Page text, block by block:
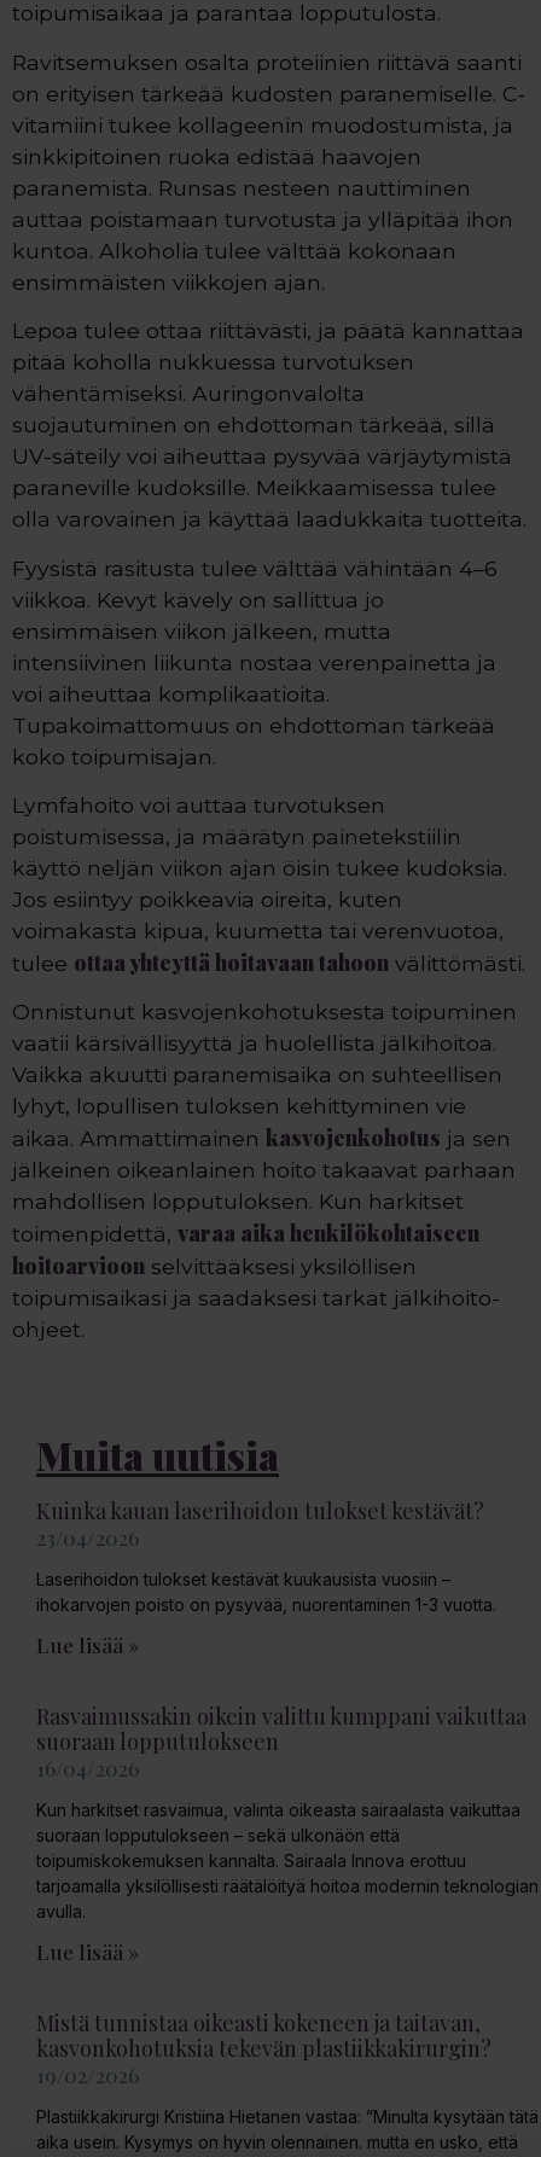
toipumisaikaa ja parantaa lopputulosta.
Ravitsemuksen osalta proteiinien riittävä saanti
on erityisen tärkeää kudosten paranemiselle. C-
vitamiini tukee kollageenin muodostumista, ja
sinkkipitoinen ruoka edistää haavojen
paranemista. Runsas nesteen nauttiminen
auttaa poistamaan turvotusta ja ylläpitää ihon
kuntoa. Alkoholia tulee välttää kokonaan
ensimmäisten viikkojen ajan.
Lepoa tulee ottaa riittävästi, ja päätä kannattaa
pitää koholla nukkuessa turvotuksen
vähentämiseksi. Auringonvalolta
suojautuminen on ehdottoman tärkeää, sillä
UV-säteily voi aiheuttaa pysyvää värjäytymistä
paraneville kudoksille. Meikkaamisessa tulee
olla varovainen ja käyttää laadukkaita tuotteita.
Fyysistä rasitusta tulee välttää vähintään 4–6
viikkoa. Kevyt kävely on sallittua jo
ensimmäisen viikon jälkeen, mutta
intensiivinen liikunta nostaa verenpainetta ja
voi aiheuttaa komplikaatioita.
Tupakoimattomuus on ehdottoman tärkeää
koko toipumisajan.
Lymfahoito voi auttaa turvotuksen
poistumisessa, ja määrätyn painetekstiilin
käyttö neljän viikon ajan öisin tukee kudoksia.
Jos esiintyy poikkeavia oireita, kuten
voimakasta kipua, kuumetta tai verenvuotoa,
tulee ottaa yhteyttä hoitavaan tahoon välittömästi.
Onnistunut kasvojenkohotuksesta toipuminen
vaatii kärsivällisyyttä ja huolellista jälkihoitoa.
Vaikka akuutti paranemisaika on suhteellisen
lyhyt, lopullisen tuloksen kehittyminen vie
aikaa. Ammattimainen kasvojenkohotus ja sen
jälkeinen oikeanlainen hoito takaavat parhaan
mahdollisen lopputuloksen. Kun harkitset
toimenpidettä, varaa aika henkilökohtaiseen
hoitoarvioon selvittääksesi yksilöllisen
toipumisaikasi ja saadaksesi tarkat jälkihoito-
ohjeet.
Muita uutisia
Kuinka kauan laserihoidon tulokset kestävät?
23/04/2026
Laserihoidon tulokset kestävät kuukausista vuosiin –
ihokarvojen poisto on pysyvää, nuorentaminen 1-3 vuotta.
Lue lisää »
Rasvaimussakin oikein valittu kumppani vaikuttaa
suoraan lopputulokseen
16/04/2026
Kun harkitset rasvaimua, valinta oikeasta sairaalasta vaikuttaa
suoraan lopputulokseen – sekä ulkonäön että
toipumiskokemuksen kannalta. Sairaala Innova erottuu
tarjoamalla yksilöllisesti räätälöityä hoitoa modernin teknologian
avulla.
Lue lisää »
Mistä tunnistaa oikeasti kokeneen ja taitavan,
kasvonkohotuksia tekevän plastiikkakirurgin?
19/02/2026
Plastiikkakirurgi Kristiina Hietanen vastaa: ”Minulta kysytään tätä
aika usein. Kysymys on hyvin olennainen. mutta en usko, että